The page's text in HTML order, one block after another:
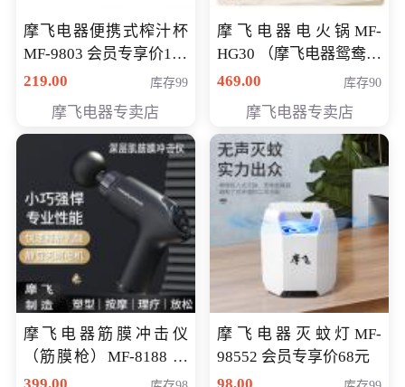
摩飞电器便携式榨汁杯
MF-9803 会员专享价138
元
219.00 库存99
摩飞电器专卖店
摩飞电器电火锅MF-
HG30 （摩飞电器鸳鸯锅
MF-HG30 ） 会员专享价
469.00 库存90
摩飞电器专卖店
摩飞电器筋膜冲击仪
（筋膜枪）MF-8188 会
员专享价268元
摩飞电器灭蚊灯MF-
98552 会员专享价68元